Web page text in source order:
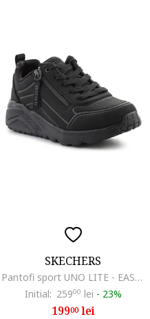
SKECHERS
Pantofi sport UNO LITE - EASY ZIP 310387LBBK
Initial: 25900 lei - 23%
19900lei